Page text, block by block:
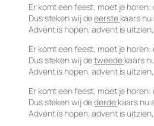
Er komt een feest, moet je horen:
Dus steken wij deeerste kaars
Advent is hopen, advent is
Er komt een feest, moet je horen:
Dus steken wij detweede kaars
Advent is hopen, advent is
Er komt een feest, moet je horen:
Dus steken wij dederde kaars nu
Advent is hopen, advent is